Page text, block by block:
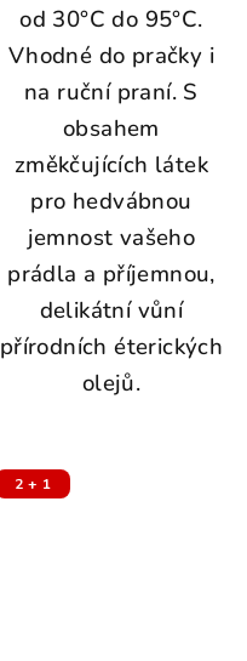
od 30°C do 95°C.
Vhodné do pračky i
na ruční praní. S
obsahem
změkčujících látek
pro hedvábnou
jemnost vašeho
prádla a příjemnou,
delikátní vůní
přírodních éterických
olejů.
2 + 1